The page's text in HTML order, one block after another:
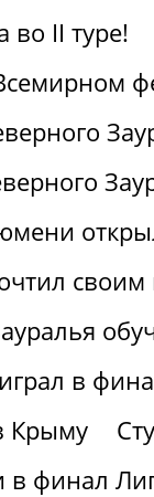
во II туре!
в
Крыму
финал